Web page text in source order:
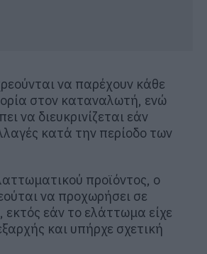
να παρέχουν κάθε
στον καταναλωτή, ενώ
να διευκρινίζεται εάν
κατά την περίοδο των
προϊόντος, ο
να προχωρήσει σε
εάν το ελάττωμα είχε
και υπήρχε σχετική